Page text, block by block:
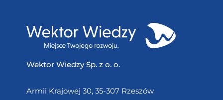
Wektor Wiedzy Sp. z o. o.
Armii Krajowej 30, 35-307 Rzeszów